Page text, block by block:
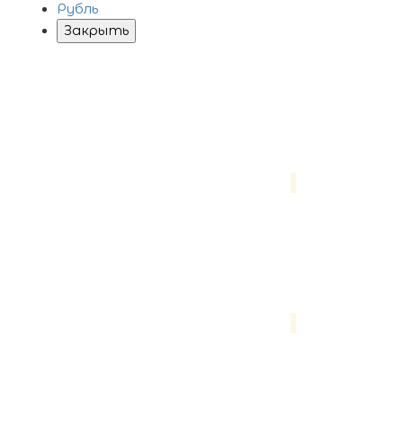
Рубль
Закрыть